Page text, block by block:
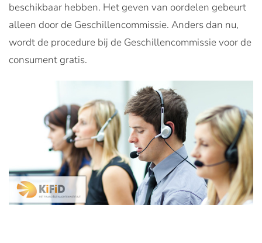
beschikbaar hebben. Het geven van oordelen gebeurt
alleen door de Geschillencommissie. Anders dan nu,
wordt de procedure bij de Geschillencommissie voor de
consument gratis.